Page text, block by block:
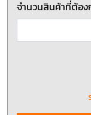
จำนวนสินค้าที่ต้อง